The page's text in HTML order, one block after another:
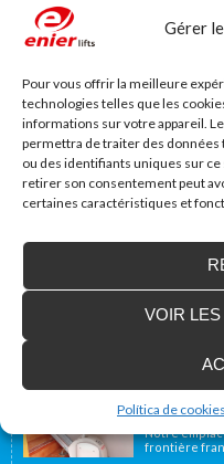
Gérer
Pour vous offrir la meilleure
technologies telles que les
informations sur votre appareil.
permettra de traiter des
ou des identifiants uniques sur
retirer son consentement peut
certaines caractéristiques et
VOIR
Política de cookies
Site web
Accessibilité Blog
compris
Notre
frontière